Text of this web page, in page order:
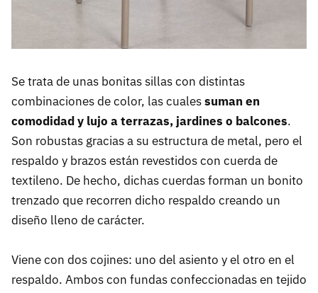
Se trata de unas bonitas sillas con distintas
combinaciones de color, las cualessuman en
comodidad y lujo a terrazas, jardines o balcones.
Son robustas gracias a su estructura de metal, pero el
respaldo y brazos están revestidos con cuerda de
textileno. De hecho, dichas cuerdas forman un bonito
trenzado que recorren dicho respaldo creando un
diseño lleno de carácter.
Viene con dos cojines: uno del asiento y el otro en el
respaldo. Ambos con fundas confeccionadas en tejido